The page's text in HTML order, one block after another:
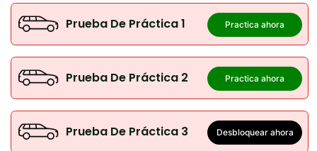
Prueba De Práctica 1 Practica ahora
Prueba De Práctica 2 Practica ahora
Prueba De Práctica 3 Desbloquear ahora